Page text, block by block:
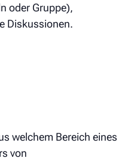
oder Gruppe),
Diskussionen.
welchem Bereich eines
von